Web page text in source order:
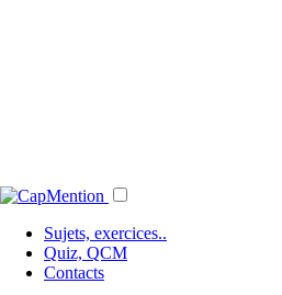
Sujets, exercices..
Quiz, QCM
Contacts